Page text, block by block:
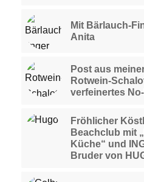
Mit Bärlauch-
Anita
Post aus
Rotwein-
verfeinertes
Fröhlicher
Beachclub mit
Küche“ und
Bruder von